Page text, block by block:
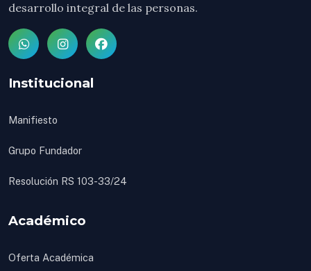
desarrollo integral de las personas.
Institucional
Manifiesto
Grupo Fundador
Resolución RS 103-33/24
Académico
Oferta Académica